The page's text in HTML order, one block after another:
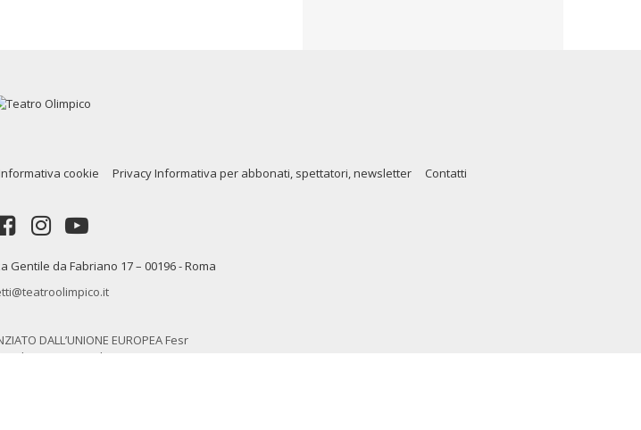
cookie Privacy Informativa per abbonati, spettatori, newsletter Contatti
Gentile da Fabriano 17 – 00196 - Roma
DALL’UNIONE EUROPEA Fesr
Sviluppo Regionale Programma